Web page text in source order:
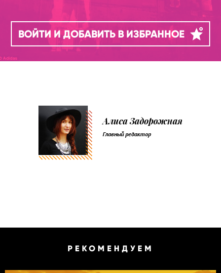
ВОЙТИ И ДОБАВИТЬ В ИЗБРАННОЕ
Алиса Задорожная
Главный редактор
РЕКОМЕНДУЕМ